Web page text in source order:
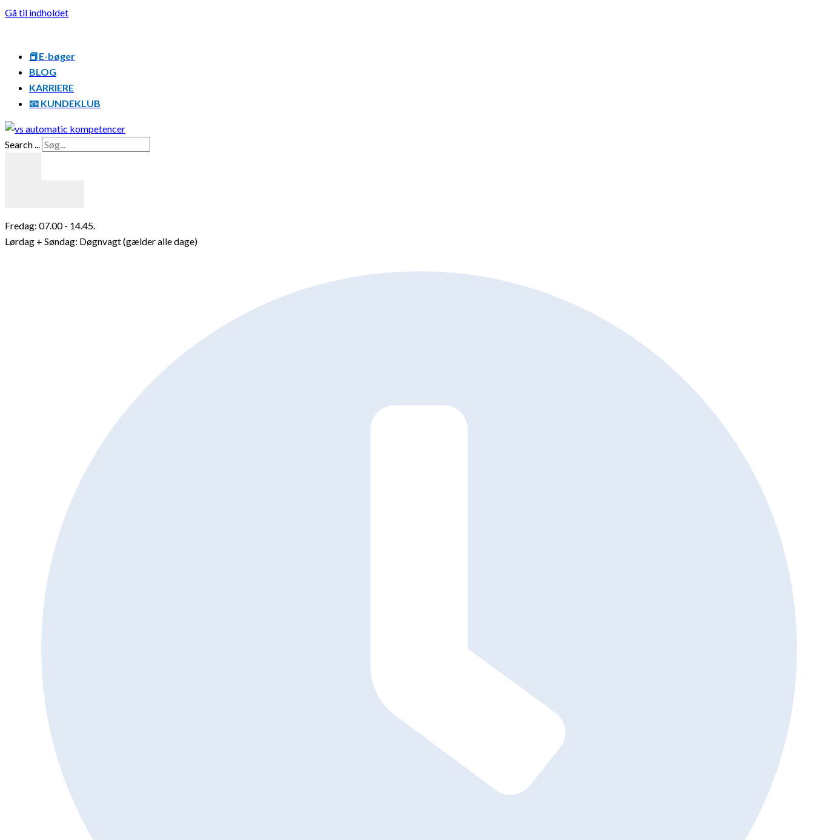
Gå til indholdet
📕E-bøger
BLOG
KARRIERE
📧 KUNDEKLUB
Search ...
Fredag: 07.00 - 14.45.
Lørdag + Søndag: Døgnvagt (gælder alle dage)